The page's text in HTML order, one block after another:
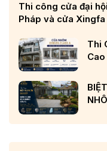
Thi công cửa đại
Pháp và cửa
Thi